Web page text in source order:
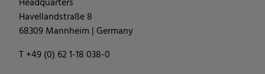
Headquarters
Havellandstraße 8
68309 Mannheim | Germany
T +49 (0) 62 1-18 038-0